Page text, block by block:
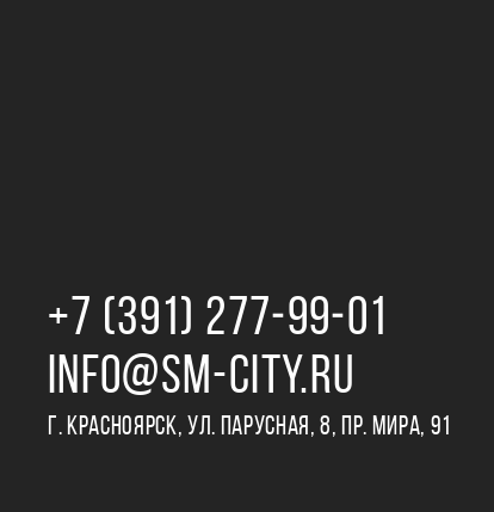
+7 (391) 277‒99‒01
INFO@SM-CITY.RU
Г. КРАСНОЯРСК, УЛ. ПАРУСНАЯ, 8, ПР. МИРА, 91